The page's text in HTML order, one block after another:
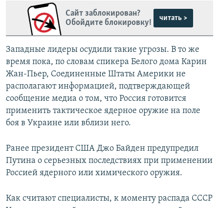
Сайт заблокирован?
Обойдите блокировку!
читать >
Западные лидеры осудили такие угрозы. В то же
время пока, по словам спикера Белого дома Карин
Жан-Пьер, Соединенные Штаты Америки не
располагают информацией, подтверждающей
сообщение медиа о том, что Россия готовится
применить тактическое ядерное оружие на поле
боя в Украине или вблизи него.
Ранее президент США Джо Байден предупредил
Путина о серьезных последствиях при применении
Россией ядерного или химического оружия.
Как считают специалисты, к моменту распада СССР